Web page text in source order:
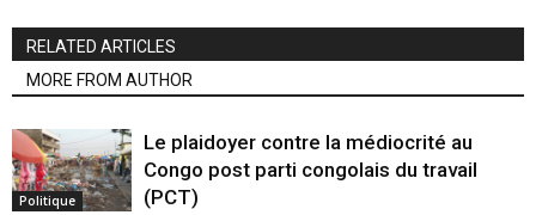
RELATED ARTICLES
MORE FROM AUTHOR
Politique
Le plaidoyer contre la médiocrité au
Congo post parti congolais du travail
(PCT)